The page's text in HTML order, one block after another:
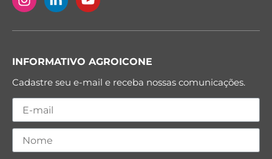
INFORMATIVO AGROICONE
Cadastre seu e-mail e receba nossas comunicações.